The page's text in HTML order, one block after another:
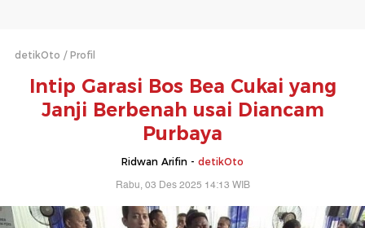
detikOto Profil
Intip Garasi Bos Bea Cukai yang
Janji Berbenah usai Diancam
Purbaya
Ridwan Arifin - detikOto
Rabu, 03 Des 2025 14:13 WIB